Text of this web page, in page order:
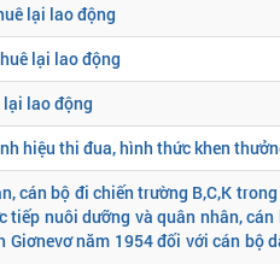
lại lao động
lại lao động
lại lao động
hiệu thi đua, hình thức khen
cán bộ đi chiến trường B,C,K
nuôi dưỡng và quân nhân,
năm 1954 đối với cán bộ